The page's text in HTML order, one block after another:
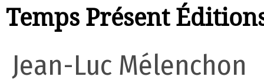
Temps Présent
Jean-Luc Mélenchon